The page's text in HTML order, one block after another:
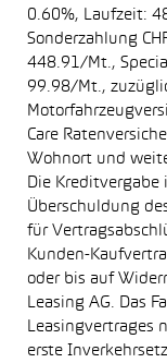
0.60%, Laufzeit:
Sonderzahlung
448.91/Mt.,
99.98/Mt.,
Care
Wohnort und
Die Kreditvergabe
Überschuldung
für
Kunden-
oder bis auf
Leasing AG. Das
Leasingvertrages
erste